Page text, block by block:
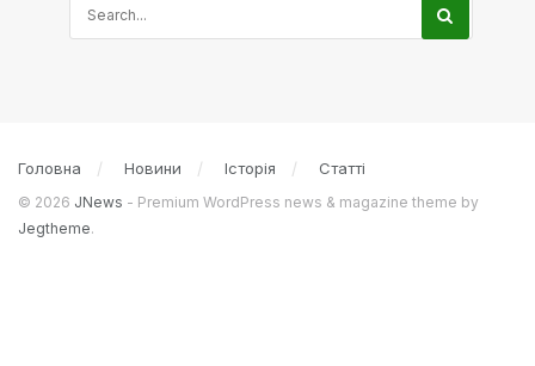
Головна Новини Історія Статті
© 2026 JNews - Premium WordPress news & magazine theme by
Jegtheme.